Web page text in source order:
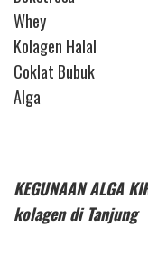
Whey
Kolagen Halal
Coklat Bubuk
Alga
KEGUNAAN ALGA
kolagen di Tanjung